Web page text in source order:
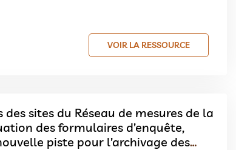
VOIR LA RESSOURCE
sites du Réseau de mesures de la
des formulaires d’enquête,
piste pour l’archivage des